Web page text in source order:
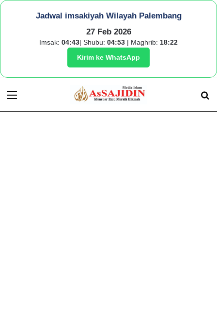
Jadwal imsakiyah Wilayah Palembang
27 Feb 2026
Imsak: 04:43| Shubu: 04:53 | Maghrib: 18:22
Kirim ke WhatsApp
Menu